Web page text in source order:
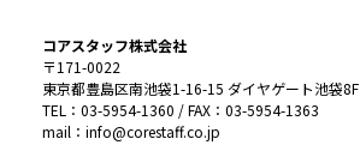
コアスタッフ株式会社
〒171-0022
東京都豊島区南池袋1-16-15 ダイヤゲート池袋8F
TEL：03-5954-1360 / FAX：03-5954-1363
mail：info@corestaff.co.jp